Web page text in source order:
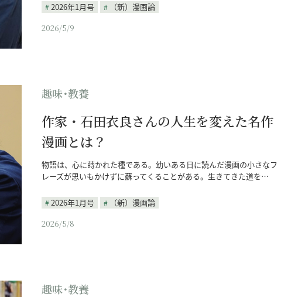
2026年1月号
（新）漫画論
2026/5/9
趣味･教養
作家・石田衣良さんの人生を変えた名作
漫画とは？
物語は、心に蒔かれた種である。幼いある日に読んだ漫画の小さなフ
レーズが思いもかけずに蘇ってくることがある。生きてきた道を…
2026年1月号
（新）漫画論
2026/5/8
趣味･教養